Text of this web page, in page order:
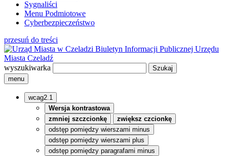
Sygnaliści
Menu Podmiotowe
Cyberbezpieczeństwo
przesuń do treści
Biuletyn Informacji Publicznej Urzędu
Miasta Czeladź
wyszukiwarka
menu
wcag2.1
Wersja kontrastowa
zmniej szczcionkę
zwiększ czcionkę
odstęp pomiędzy wierszami minus
odstęp pomiędzy wierszami plus
odstęp pomiędzy paragrafami minus